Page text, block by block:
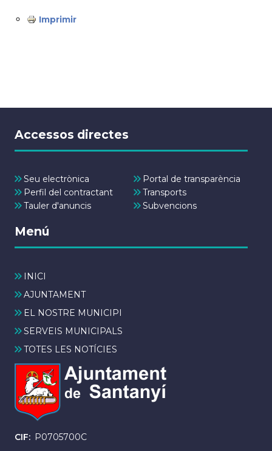
Imprimir
Accessos directes
Seu electrònica
Portal de transparència
Perfil del contractant
Transports
Tauler d'anuncis
Subvencions
Menú
INICI
AJUNTAMENT
EL NOSTRE MUNICIPI
SERVEIS MUNICIPALS
TOTES LES NOTÍCIES
CIF
P0705700C